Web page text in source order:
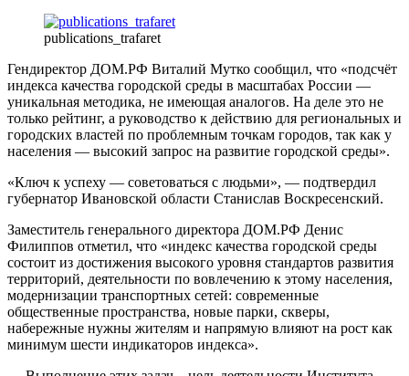
publications_trafaret
Гендиректор ДОМ.РФ Виталий Мутко сообщил, что «подсчёт
индекса качества городской среды в масштабах России —
уникальная методика, не имеющая аналогов. На деле это не
только рейтинг, а руководство к действию для региональных и
городских властей по проблемным точкам городов, так как у
населения — высокий запрос на развитие городской среды».
«Ключ к успеху — советоваться с людьми», — подтвердил
губернатор Ивановской области Станислав Воскресенский.
Заместитель генерального директора ДОМ.РФ Денис
Филиппов отметил, что «индекс качества городской среды
состоит из достижения высокого уровня стандартов развития
территорий, деятельности по вовлечению к этому населения,
модернизации транспортных сетей: современные
общественные пространства, новые парки, скверы,
набережные нужны жителям и напрямую влияют на рост как
минимум шести индикаторов индекса».